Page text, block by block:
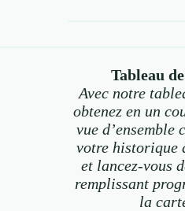
Tableau
Avec notre
obtenez en un
vue d’ensemble
votre
et lancez-vous
remplissant
la